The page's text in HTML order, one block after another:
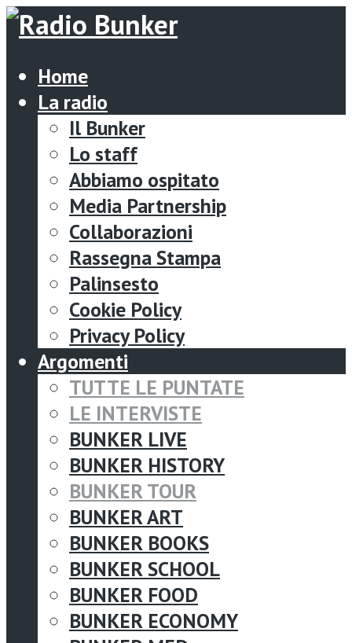
Home
La radio
Il Bunker
Lo staff
Abbiamo ospitato
Media Partnership
Collaborazioni
Rassegna Stampa
Palinsesto
Cookie Policy
Privacy Policy
Argomenti
TUTTE LE PUNTATE
LE INTERVISTE
BUNKER LIVE
BUNKER HISTORY
BUNKER TOUR
BUNKER ART
BUNKER BOOKS
BUNKER SCHOOL
BUNKER FOOD
BUNKER ECONOMY